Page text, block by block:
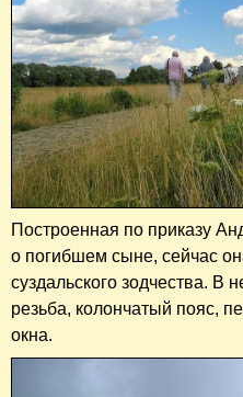
Построенная по приказу
о погибшем сыне, сейчас
суздальского зодчества. В
резьба, колончатый пояс,
окна.